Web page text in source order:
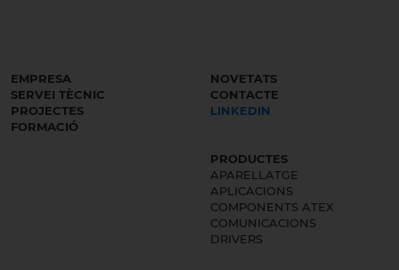
EMPRESA
SERVEI TÈCNIC
PROJECTES
FORMACIÓ
NOVETATS
CONTACTE
LINKEDIN
PRODUCTES
APARELLATGE
APLICACIONS
COMPONENTS ATEX
COMUNICACIONS
DRIVERS